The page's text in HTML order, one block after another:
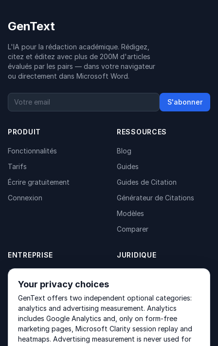
GenText
L'IA pour la rédaction académique. Rédigez,
citez et éditez avec plus de 200M d'articles
évalués par les pairs — dans votre navigateur
ou directement dans Microsoft Word.
S'abonner
PRODUIT
Fonctionnalités
Tarifs
Écrire gratuitement
Connexion
RESSOURCES
Blog
Guides
Guides de Citation
Générateur de Citations
Modèles
Comparer
ENTREPRISE
À propos
Contact
Produits
JURIDIQUE
Terms of Service
Other products by GenText Group:LexDraft· MentalNote
Your privacy choices
GenText offers two independent optional categories:
analytics and advertising measurement. Analytics
includes Google Analytics and, only on form-free
marketing pages, Microsoft Clarity session replay and
heatmaps. Advertising measurement is never used for